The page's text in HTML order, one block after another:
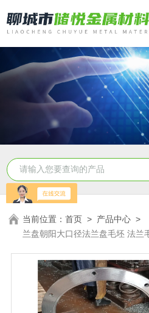
当前位置：首页 > 产品中心 >
兰盘朝阳大口径法兰盘毛坯 法兰